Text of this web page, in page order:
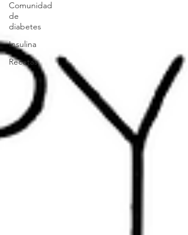
Comunidad
de
diabetes
Insulina
Recetas